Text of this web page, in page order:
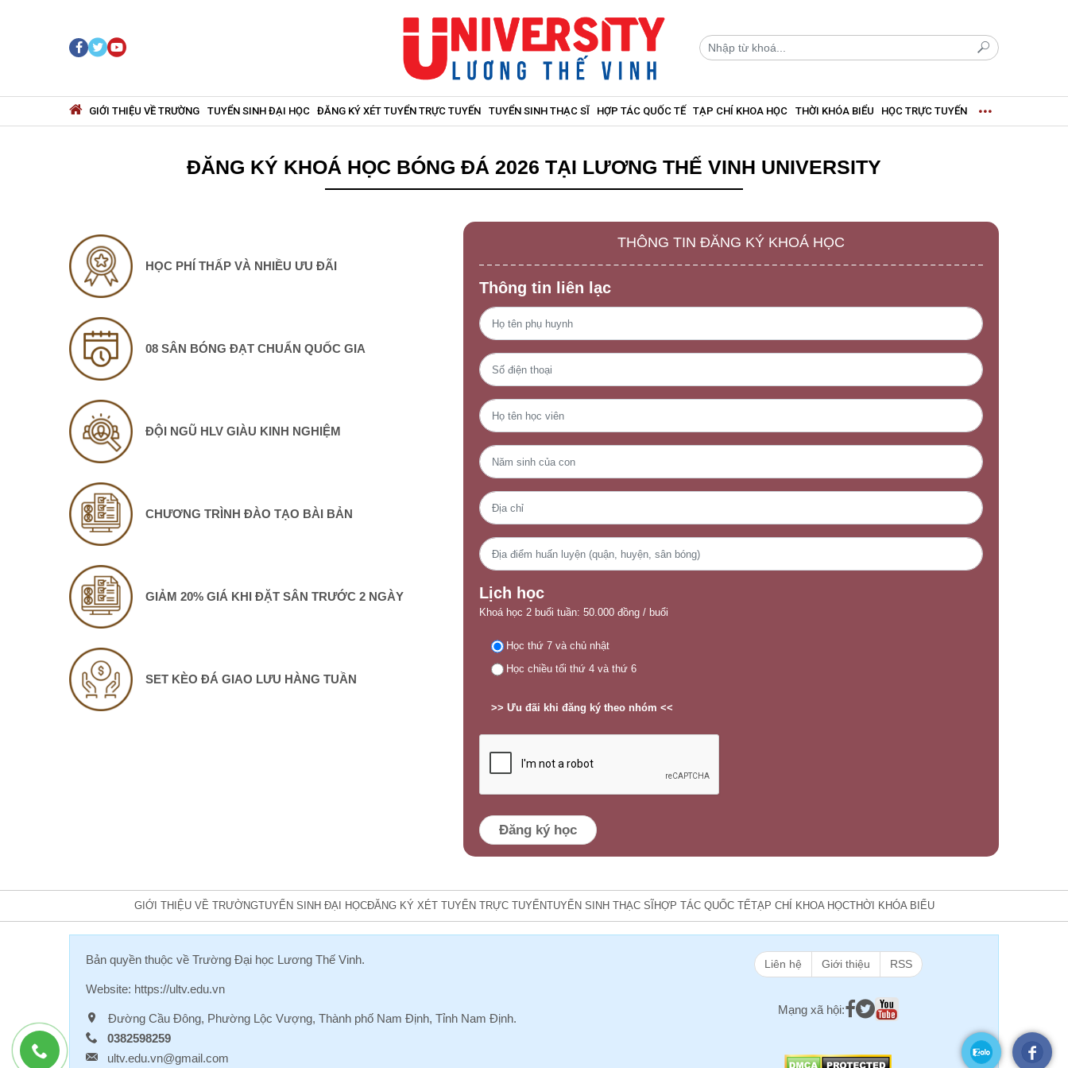
GIỚI THIỆU VỀ TRƯỜNG TUYỂN SINH ĐẠI HỌC ĐĂNG KÝ XÉT TUYỂN TRỰC TUYẾN TUYỂN SINH THẠC SĨ HỢP TÁC QUỐC TẾ TẠP CHÍ KHOA HỌC THỜI KHÓA BIỂU HỌC TRỰC TUYẾN
ĐĂNG KÝ KHOÁ HỌC BÓNG ĐÁ 2026 TẠI LƯƠNG THẾ VINH UNIVERSITY
HỌC PHÍ THẤP VÀ NHIỀU ƯU ĐÃI
08 SÂN BÓNG ĐẠT CHUẨN QUỐC GIA
ĐỘI NGŨ HLV GIÀU KINH NGHIỆM
CHƯƠNG TRÌNH ĐÀO TẠO BÀI BẢN
GIẢM 20% GIÁ KHI ĐẶT SÂN TRƯỚC 2 NGÀY
SET KÈO ĐÁ GIAO LƯU HÀNG TUẦN
THÔNG TIN ĐĂNG KÝ KHOÁ HỌC
Thông tin liên lạc
Lịch học
Khoá học 2 buổi tuần: 50.000 đồng / buổi
Học thứ 7 và chủ nhật
Học chiều tối thứ 4 và thứ 6
>> Ưu đãi khi đăng ký theo nhóm <<
Đăng ký học
GIỚI THIỆU VỀ TRƯỜNGTUYỂN SINH ĐẠI HỌCĐĂNG KÝ XÉT TUYỂN TRỰC TUYẾNTUYỂN SINH THẠC SĨ HỢP TÁC QUỐC TẾTẠP CHÍ KHOA HỌCTHỜI KHÓA BIỂU
Bản quyền thuộc về Trường Đại học Lương Thế Vinh.
Website: https://ultv.edu.vn
Đường Cầu Đông, Phường Lộc Vượng, Thành phố Nam Định, Tỉnh Nam Định.
0382598259
ultv.edu.vn@gmail.com
Liên hệ Giới thiệu RSS
Mạng xã hội: